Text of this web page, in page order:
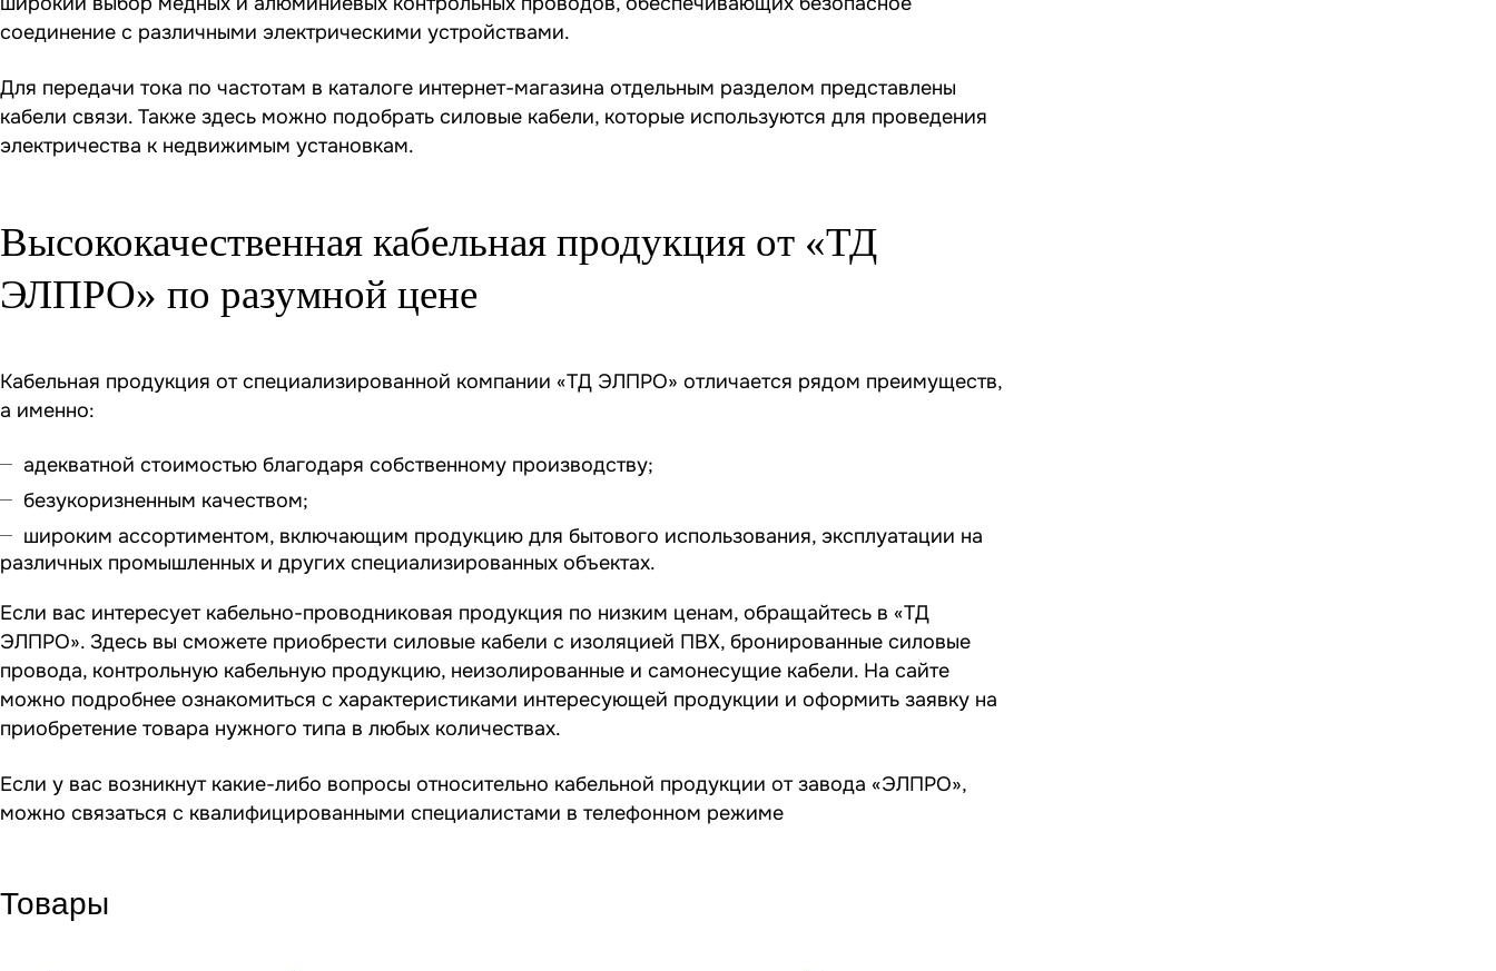
соединение с различными электрическими устройствами.
Для передачи тока по частотам в каталоге интернет-магазина отдельным разделом представлены
кабели связи. Также здесь можно подобрать силовые кабели, которые используются для проведения
электричества к недвижимым установкам.
Высококачественная кабельная продукция от «ТД
ЭЛПРО» по разумной цене
Кабельная продукция от специализированной компании «ТД ЭЛПРО» отличается рядом преимуществ,
а именно:
адекватной стоимостью благодаря собственному производству;
безукоризненным качеством;
широким ассортиментом, включающим продукцию для бытового использования, эксплуатации на
различных промышленных и других специализированных объектах.
Если вас интересует кабельно-проводниковая продукция по низким ценам, обращайтесь в «ТД
ЭЛПРО». Здесь вы сможете приобрести силовые кабели с изоляцией ПВХ, бронированные силовые
провода, контрольную кабельную продукцию, неизолированные и самонесущие кабели. На сайте
можно подробнее ознакомиться с характеристиками интересующей продукции и оформить заявку на
приобретение товара нужного типа в любых количествах.
Если у вас возникнут какие-либо вопросы относительно кабельной продукции от завода «ЭЛПРО»,
можно связаться с квалифицированными специалистами в телефонном режиме
Товары